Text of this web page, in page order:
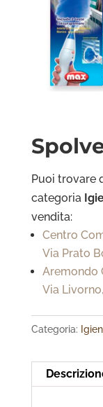
Puoi trovare
categoria
vendita:
Centro
Via Prato
Aremondo
Via
Categoria: